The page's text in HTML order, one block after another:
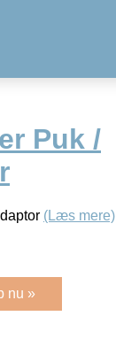
Puk /
(Læs mere)
nu »